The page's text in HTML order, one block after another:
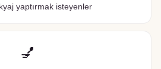
yaptırmak isteyenler
💅